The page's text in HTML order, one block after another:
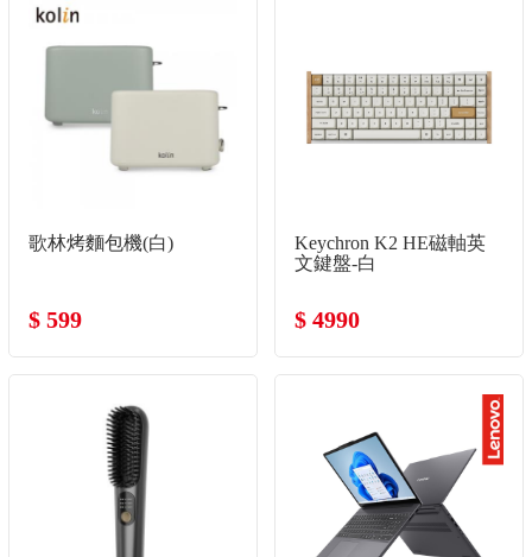
歌林烤麵包機(白)
$ 599
Keychron K2 HE磁軸英
文鍵盤-白
$ 4990